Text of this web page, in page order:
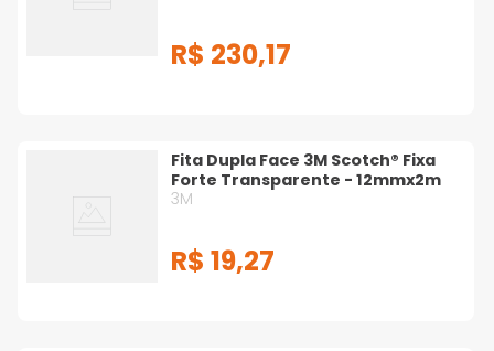
R$ 230,17
Fita Dupla Face 3M Scotch® Fixa
Forte Transparente - 12mmx2m
3M
R$ 19,27